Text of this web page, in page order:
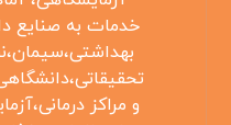
خدمات به صنایع
و مراکز